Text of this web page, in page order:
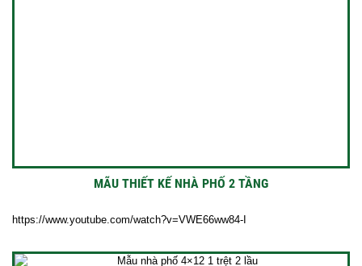
MÃU THIẾT KẾ NHÀ PHỐ 2 TẦNG
https://www.youtube.com/watch?v=VWE66ww84-I